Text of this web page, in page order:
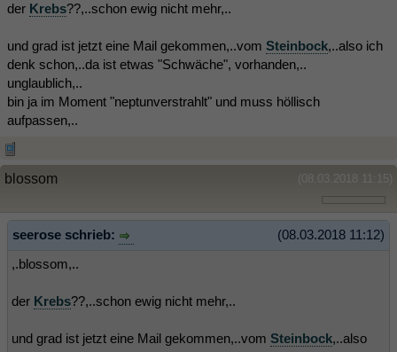
der Krebs??,..schon ewig nicht mehr,..
und grad ist jetzt eine Mail gekommen,..vom Steinbock,..also ich
denk schon,..da ist etwas "Schwäche", vorhanden,..
unglaublich,..
bin ja im Moment "neptunverstrahlt" und muss höllisch
aufpassen,..
(08.03.2018 11:15)
blossom
(08.03.2018 11:12)
seerose schrieb:
,.blossom,..
der Krebs??,..schon ewig nicht mehr,..
und grad ist jetzt eine Mail gekommen,..vom Steinbock,..also